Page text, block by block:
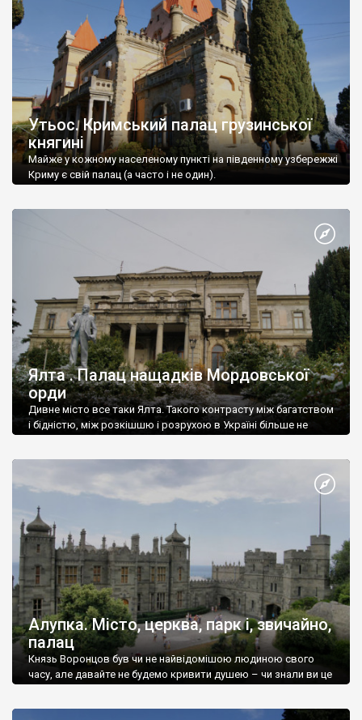
Утьос. Кримський палац грузинської
княгині
Майже у кожному населеному пункті на південному узбережжі
Криму є свій палац (а часто і не один).
Ялта . Палац нащадків Мордовської
орди
Дивне місто все таки Ялта. Такого контрасту між багатством
і бідністю, між розкішшю і розрухою в Україні більше не
Алупка. Місто, церква, парк і, звичайно,
палац
Князь Воронцов був чи не найвідомішою людиною свого
часу, але давайте не будемо кривити душею – чи знали ви це